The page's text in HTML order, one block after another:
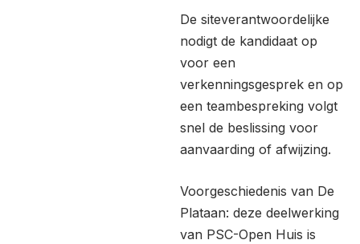
De siteverantwoordelijke
nodigt de kandidaat op
voor een
verkenningsgesprek en op
een teambespreking volgt
snel de beslissing voor
aanvaarding of afwijzing.
Voorgeschiedenis van De
Plataan: deze deelwerking
van PSC-Open Huis is